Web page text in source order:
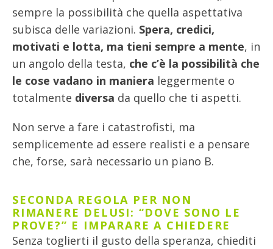
sempre la possibilità che quella aspettativa
subisca delle variazioni. Spera, credici,
motivati e lotta, ma tieni sempre a mente, in
un angolo della testa, che c’è la possibilità che
le cose vadano in maniera leggermente o
totalmente diversa da quello che ti aspetti.
Non serve a fare i catastrofisti, ma
semplicemente ad essere realisti e a pensare
che, forse, sarà necessario un piano B.
SECONDA REGOLA PER NON
RIMANERE DELUSI: “DOVE SONO LE
PROVE?” E IMPARARE A CHIEDERE
Senza toglierti il gusto della speranza, chiediti